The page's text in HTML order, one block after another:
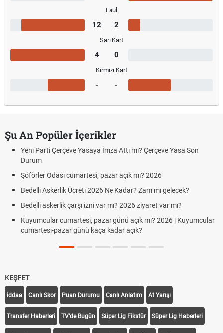
Faul
12 2
Sarı Kart
4 0
Kırmızı Kart
- -
Şu An Popüler İçerikler
Yeni Parti Çerçeve Yasaya İmza Attı mı? Çerçeve Yasa Son
Durum
Şöförler Odası cumartesi, pazar açık mı? 2026
Bedelli Askerlik Ücreti 2026 Ne Kadar? Zam mı gelecek?
Bedelli askerlik çarşı izni var mı? 2026 ziyaret var mı?
Kuyumcular cumartesi, pazar günü açık mı? 2026 | Kuyumcular
cumartesi-pazar günü kaça kadar açık?
KEŞFET
iddaa Canlı Skor Puan Durumu Canlı Anlatım At Yarışı
Transfer Haberleri TV'de Bugün Süper Lig Fikstür Süper Lig Haberleri